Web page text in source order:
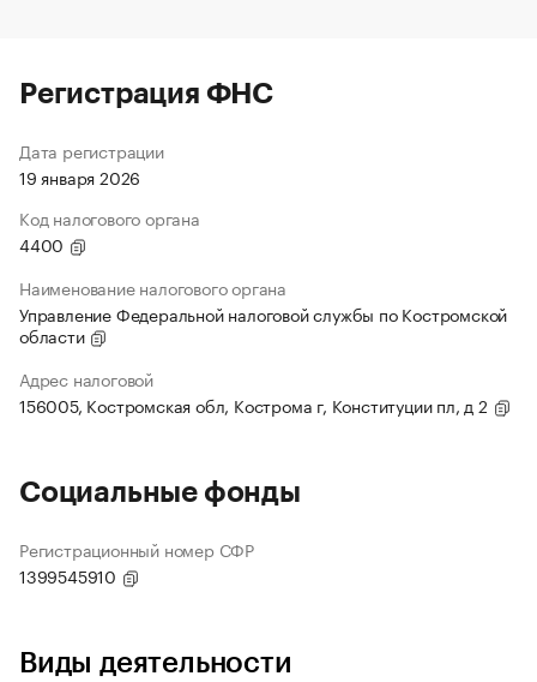
Регистрация ФНС
Дата регистрации
19 января 2026
Код налогового органа
4400
Наименование налогового органа
Управление Федеральной налоговой службы по Костромской
области
Адрес налоговой
156005, Костромская обл, Кострома г, Конституции пл, д 2
Социальные фонды
Регистрационный номер СФР
1399545910
Виды деятельности